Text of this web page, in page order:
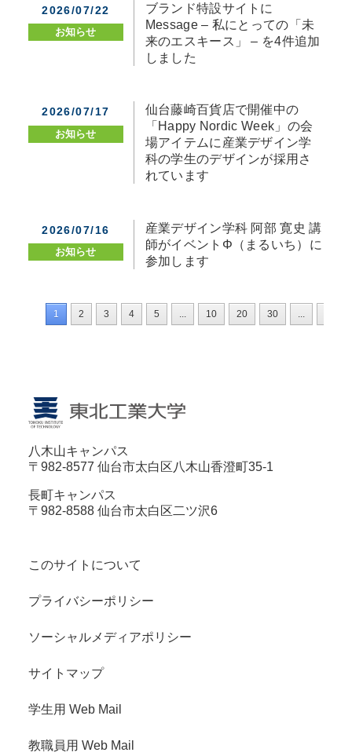
2026/07/22
お知らせ
ブランド特設サイトに
Message – 私にとっての「未
来のエスキース」 – を4件追加
しました
2026/07/17
お知らせ
仙台藤崎百貨店で開催中の
「Happy Nordic Week」の会
場アイテムに産業デザイン学
科の学生のデザインが採用さ
れています
2026/07/16
お知らせ
産業デザイン学科 阿部 寛史 講
師がイベントΦ（まるいち）に
参加します
1 2 3 4 5 10 20 30
八木山キャンパス
〒982-8577 仙台市太白区八木山香澄町35-1
長町キャンパス
〒982-8588 仙台市太白区二ツ沢6
このサイトについて
プライバシーポリシー
ソーシャルメディアポリシー
サイトマップ
学生用 Web Mail
教職員用 Web Mail